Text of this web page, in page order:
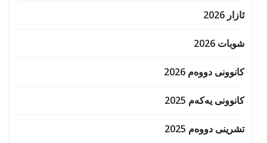
ئازار 2026
شوبات 2026
کانوونی دووەم 2026
کانوونی یەکەم 2025
تشرینی دووەم 2025